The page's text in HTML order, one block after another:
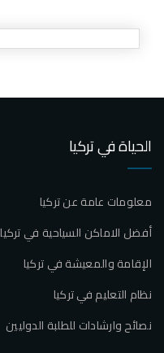
الحياة في تركيا
معلومات عامة عن تركيا
أفضل الاماكن السياحية في تركيا
الإقامة والمعيشة في تركيا
نظام التعليم في تركيا
نصائح وارشادات للطلبة الدوليين